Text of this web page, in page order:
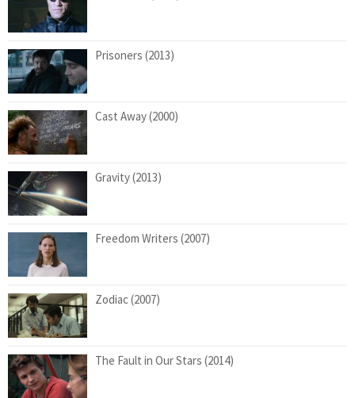
Prisoners (2013)
Cast Away (2000)
Gravity (2013)
Freedom Writers (2007)
Zodiac (2007)
The Fault in Our Stars (2014)